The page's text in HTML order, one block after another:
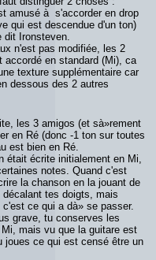
amusé à s'accorder en drop
qui est descendue d'un ton)
dit Ironsteven.
n'est pas modifiée, les 2
en standard (Mi), ca
texture supplémentaire car
dessous des 2 autres
les 3 amigos (et sà»rement
en Ré (donc -1 ton sur toutes
est bien en Ré.
était écrite initialement en Mi,
notes. Quand c'est
la chanson en la jouant de
tes doigts, mais
ce qui a dà» se passer.
grave, tu conserves les
mais vu que la guitare est
joues ce qui est censé être un